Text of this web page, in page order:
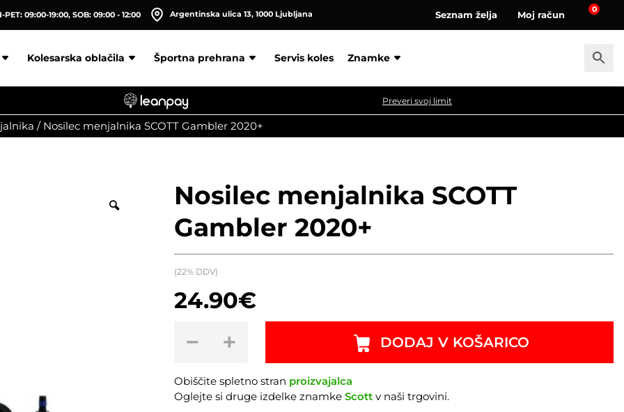
PET: 09:00-19:00, SOB: 09:00 - 12:00 Argentinska ulica 13, 1000 Ljubljana Seznam želja Moj račun 0
Kolesarska oblačila Športna prehrana Servis koles Znamke
Preveri svoj limit
/ Nosilec menjalnika SCOTT Gambler 2020+
Nosilec menjalnika SCOTT
Gambler 2020+
24.90€
(22% DDV)
−
menjalnika
Gambler
2020+
količina
+ DODAJ V KOŠARICO
Obiščite spletno stran proizvajalca
Oglejte si druge izdelke znamkeScott v naši trgovini.